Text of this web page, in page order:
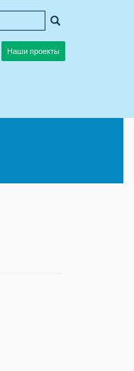
Наши проекты